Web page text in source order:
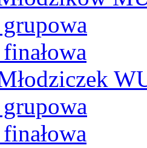
grupowa
grupowa